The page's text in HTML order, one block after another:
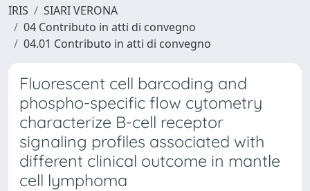
IRIS
SIARI VERONA
04 Contributo in atti di convegno
04.01 Contributo in atti di convegno
Fluorescent cell barcoding and
phospho-specific flow cytometry
characterize B-cell receptor
signaling profiles associated with
different clinical outcome in mantle
cell lymphoma